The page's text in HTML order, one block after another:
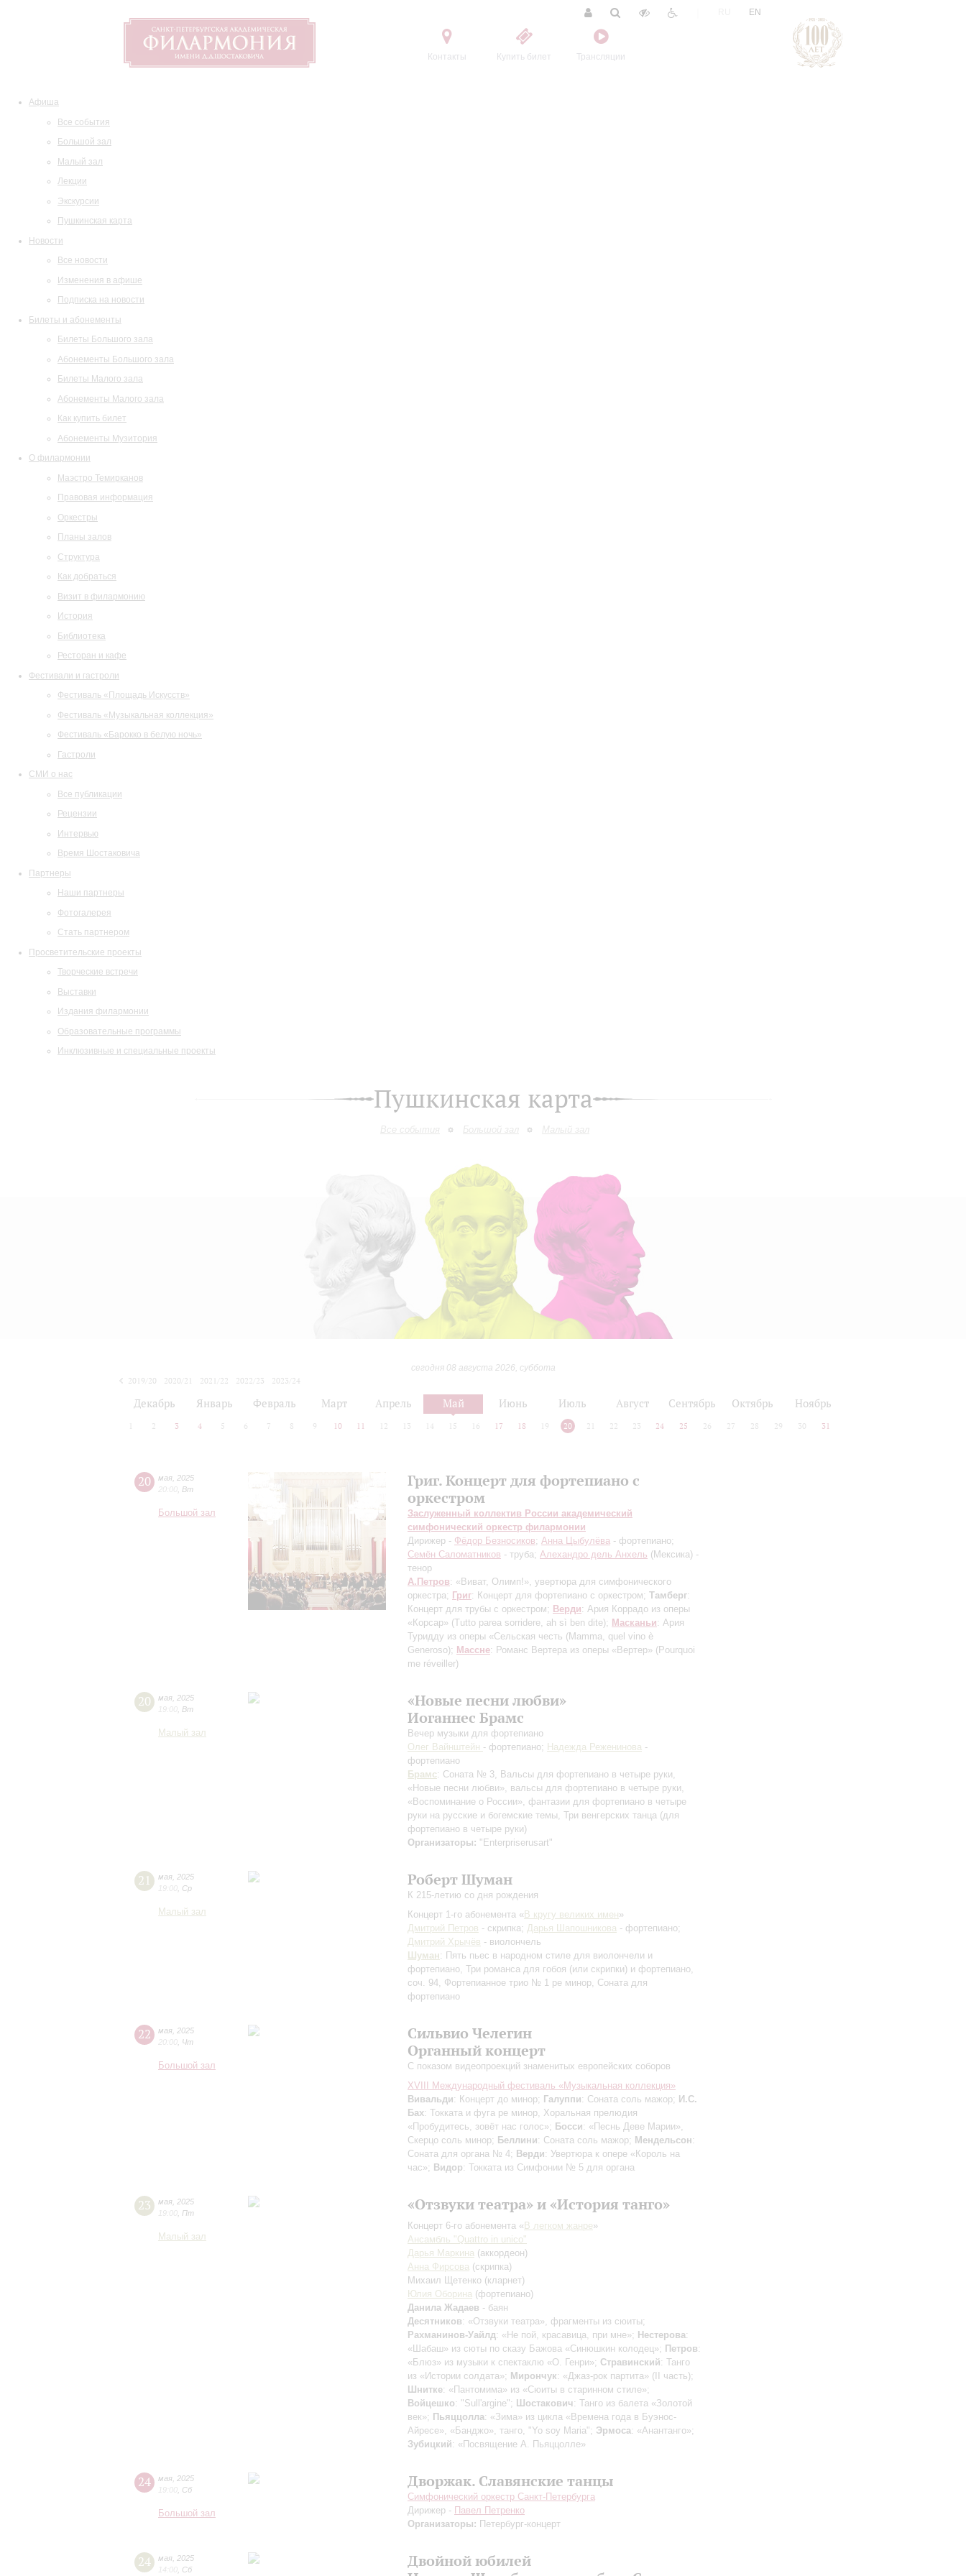
Контакты Купить билет Трансляции
EN
Афиша
Все события
Большой зал
Малый зал
Лекции
Экскурсии
Пушкинская карта
Новости
Все новости
Изменения в афише
Подписка на новости
Билеты и абонементы
Билеты Большого зала
Абонементы Большого зала
Билеты Малого зала
Абонементы Малого зала
Как купить билет
Абонементы Музитория
О филармонии
Маэстро Темирканов
Правовая информация
Оркестры
Планы залов
Структура
Как добраться
Визит в филармонию
История
Библиотека
Ресторан и кафе
Фестивали и гастроли
Фестиваль «Площадь Искусств»
Фестиваль «Музыкальная коллекция»
Фестиваль «Барокко в белую ночь»
Гастроли
СМИ о нас
Все публикации
Рецензии
Интервью
Время Шостаковича
Партнеры
Наши партнеры
Фотогалерея
Стать партнером
Просветительские проекты
Творческие встречи
Выставки
Издания филармонии
Образовательные программы
Инклюзивные и специальные проекты
Пушкинская карта
Все события Большой зал Малый зал
сегодня 08 августа 2026, суббота
2019/20
2020/21 2021/22 2022/23
2023/24
Декабрь Январь Февраль Март Апрель Май Июнь Июль Август Сентябрь Октябрь Ноябрь
2 3 4 5 6 7 8 9 10 11 12 13 14 15 16 17 18 19 20 21 22 23 24 25 26 27 28 29 30 31
20 мая 2025
20:00 Вт
Большой зал
Григ. Концерт для фортепиано с
оркестром
Заслуженный коллектив России академический
симфонический оркестр филармонии
Дирижер - Фёдор Безносиков; Анна Цыбулёва - фортепиано;
Семён Саломатников - труба; Алехандро дель Анхель (Мексика) -
тенор
А.Петров: «Виват, Олимп!», увертюра для симфонического
оркестра; Григ: Концерт для фортепиано с оркестром; Тамберг:
Концерт для трубы с оркестром; Верди: Ария Коррадо из оперы
«Корсар» (Tutto parea sorridere, ah sì ben dite); Масканьи: Ария
Туридду из оперы «Сельская честь (Mamma, quel vino è
Generoso); Массне: Романс Вертера из оперы «Вертер» (Pourquoi
me réveiller)
20 мая 2025
19:00 Вт
Малый зал
«Новые песни любви»
Иоганнес Брамс
Вечер музыки для фортепиано
Олег Вайнштейн - фортепиано; Надежда Реженинова -
фортепиано
Брамс: Соната № 3, Вальсы для фортепиано в четыре руки,
«Новые песни любви», вальсы для фортепиано в четыре руки,
«Воспоминание о России», фантазии для фортепиано в четыре
руки на русские и богемские темы, Три венгерских танца (для
фортепиано в четыре руки)
Организаторы: "Enterpriserusart"
21 мая 2025
19:00 Ср
Малый зал
Роберт Шуман
К 215-летию со дня рождения
Концерт 1-го абонемента « В кругу великих имен»
Дмитрий Петров - скрипка; Дарья Шапошникова - фортепиано;
Дмитрий Хрычёв - виолончель
Шуман: Пять пьес в народном стиле для виолончели и
фортепиано, Три романса для гобоя (или скрипки) и фортепиано,
соч. 94, Фортепианное трио № 1 ре минор, Соната для
фортепиано
22 мая 2025
20:00 Чт
Большой зал
Сильвио Челегин
Органный концерт
С показом видеопроекций знаменитых европейских соборов
XVIII Международный фестиваль «Музыкальная коллекция»
Вивальди: Концерт до минор; Галуппи: Соната соль мажор; И.С.
Бах: Токката и фуга ре минор, Хоральная прелюдия
«Пробудитесь, зовёт нас голос»; Босси: «Песнь Деве Марии»,
Скерцо соль минор; Беллини: Соната соль мажор; Мендельсон:
Соната для органа № 4; Верди: Увертюра к опере «Король на
час»; Видор: Токката из Симфонии № 5 для органа
23 мая 2025
19:00 Пт
Малый зал
«Отзвуки театра» и «История танго»
Концерт 6-го абонемента « В легком жанре»
Ансамбль "Quattro in unico"
Дарья Маркина (аккордеон)
Анна Фирсова (скрипка)
Михаил Щетенко (кларнет)
Юлия Оборина (фортепиано)
Данила Жадаев - баян
Десятников: «Отзвуки театра», фрагменты из сюиты;
Рахманинов-Уайлд: «Не пой, красавица, при мне»; Нестерова:
«Шабаш» из сюты по сказу Бажова «Синюшкин колодец»; Петров:
«Блюз» из музыки к спектаклю «О. Генри»; Стравинский: Танго
из «Истории солдата»; Мирончук: «Джаз-рок партита» (II часть);
Шнитке: «Пантомима» из «Сюиты в старинном стиле»;
Войцешко: "Sull'argine"; Шостакович: Танго из балета «Золотой
век»; Пьяццолла: «Зима» из цикла «Времена года в Буэнос-
Айресе», «Банджо», танго, "Yo soy Maria"; Эрмоса: «Анантанго»;
Зубицкий: «Посвящение А. Пьяццолле»
24 мая 2025
19:00 Сб
Большой зал
Дворжак. Славянские танцы
Симфонический оркестр Санкт-Петербурга
Дирижер - Павел Петренко
Организаторы: Петербург-концерт
24 мая 2025
14:00 Сб
Двойной юбилей